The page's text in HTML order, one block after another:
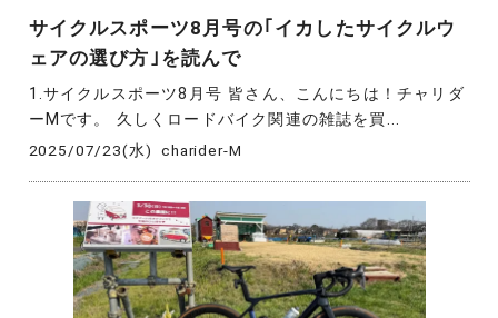
サイクルスポーツ8月号の｢イカしたサイクルウ
ェアの選び方｣を読んで
1.サイクルスポーツ8月号 皆さん、こんにちは！チャリダ
ーMです。 久しくロードバイク関連の雑誌を買...
2025/07/23(水) charider-M